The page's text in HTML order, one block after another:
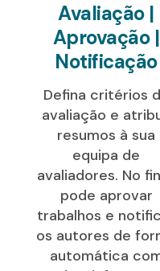
Avaliação |
Aprovação |
Notificação
Defina critérios
avaliação e
resumos à sua
equipa de
avaliadores. No
pode aprovar
trabalhos e
os autores de
automática